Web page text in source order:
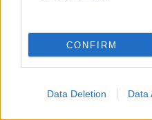
CONFIRM
Data Deletion Data
pārstāvjiem
atradīs
atriebties